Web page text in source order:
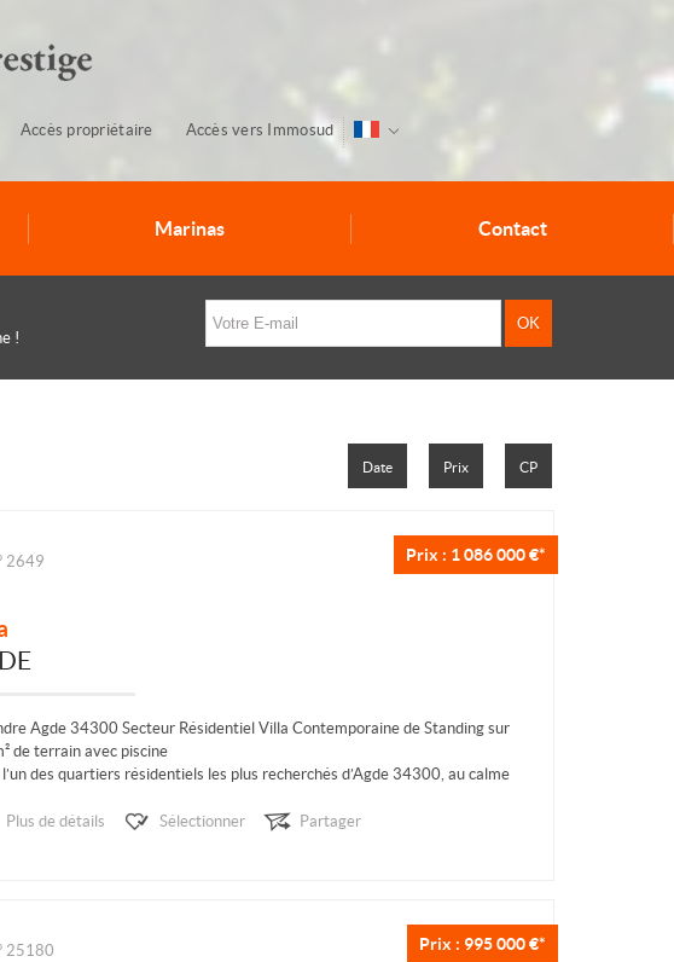
Accès propriétaire Accès vers Immosud
Marinas Contact
!
Date Prix CP
Prix : 1 086 000 €*
2649
Agde 34300 Secteur Résidentiel Villa Contemporaine de Standing sur
de terrain avec piscine
l’un des quartiers résidentiels les plus recherchés d’Agde 34300, au calme
Plus de détails
Sélectionner Partager
Prix : 995 000 €*
25180